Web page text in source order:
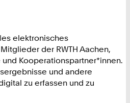
elektronisches
der RWTH Aachen,
Kooperationspartner*innen.
und andere
zu erfassen und zu